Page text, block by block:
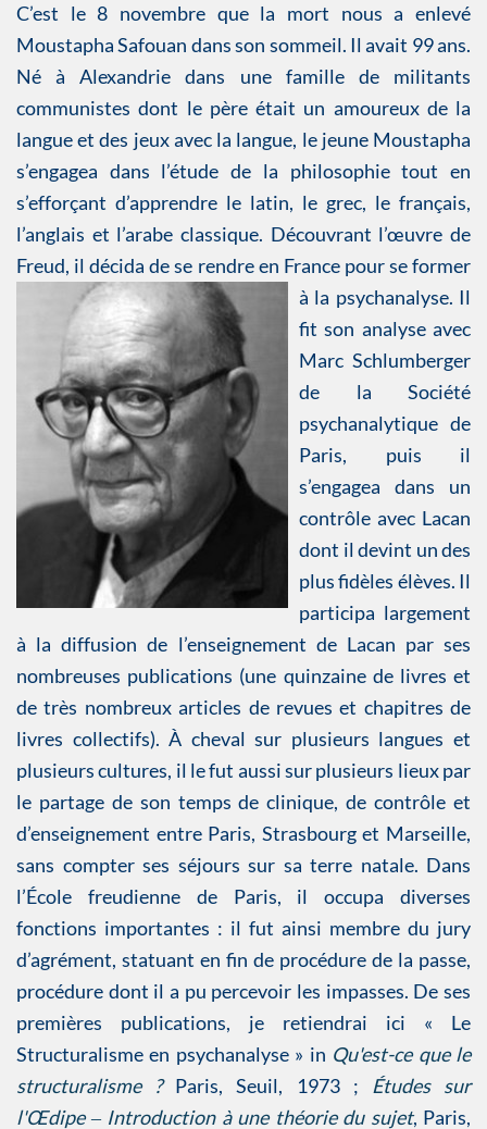
C’est le 8 novembre que la mort nous a enlevé
Moustapha Safouan dans son sommeil. Il avait 99 ans.
Né à Alexandrie dans une famille de militants
communistes dont le père était un amoureux de la
langue et des jeux avec la langue, le jeune Moustapha
s’engagea dans l’étude de la philosophie tout en
s’efforçant d’apprendre le latin, le grec, le français,
l’anglais et l’arabe classique. Découvrant l’œuvre de
Freud, il décida de se rendre en France pour se former
à la psychanalyse. Il
fit son analyse avec
Marc Schlumberger
de la Société
psychanalytique de
Paris, puis il
s’engagea dans un
contrôle avec Lacan
dont il devint un des
plus fidèles élèves. Il
participa largement
à la diffusion de l’enseignement de Lacan par ses
nombreuses publications (une quinzaine de livres et
de très nombreux articles de revues et chapitres de
livres collectifs). À cheval sur plusieurs langues et
plusieurs cultures, il le fut aussi sur plusieurs lieux par
le partage de son temps de clinique, de contrôle et
d’enseignement entre Paris, Strasbourg et Marseille,
sans compter ses séjours sur sa terre natale. Dans
l’École freudienne de Paris, il occupa diverses
fonctions importantes : il fut ainsi membre du jury
d’agrément, statuant en fin de procédure de la passe,
procédure dont il a pu percevoir les impasses. De ses
premières publications, je retiendrai ici « Le
Structuralisme en psychanalyse » in Qu'est-ce que le
structuralisme ?Paris, Seuil, 1973 ; Études sur
l'Œdipe ‒ Introduction à une théorie du sujet, Paris,